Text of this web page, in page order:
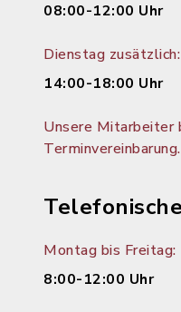
08:00-12:00 Uhr
Dienstag zusätzlich:
14:00-18:00 Uhr
Unsere Mitarbeiter
Terminvereinbarung.
Montag bis Freitag:
8:00-12:00 Uhr